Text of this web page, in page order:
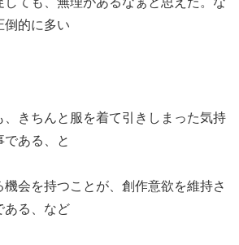
倒的に多い
きちんと服を着て引きしまった気持
である、と
会を持つことが、創作意欲を維持さ
ある、など